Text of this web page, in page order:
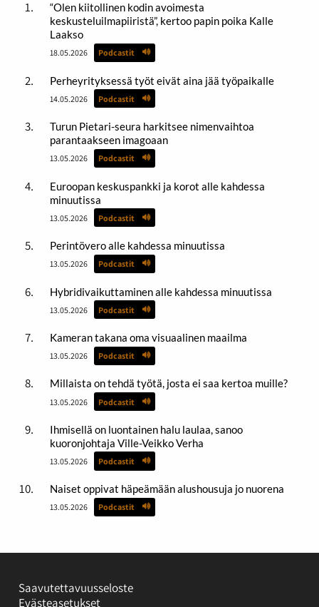
“Olen kiitollinen kodin avoimesta
keskusteluilmapiiristä”, kertoo papin poika Kalle
Laakso
18.05.2026 Podcastit
Perheyrityksessä työt eivät aina jää työpaikalle
14.05.2026 Podcastit
Turun Pietari-seura harkitsee nimenvaihtoa
parantaakseen imagoaan
13.05.2026 Podcastit
Euroopan keskuspankki ja korot alle kahdessa
minuutissa
13.05.2026 Podcastit
Perintövero alle kahdessa minuutissa
13.05.2026 Podcastit
Hybridivaikuttaminen alle kahdessa minuutissa
13.05.2026 Podcastit
Kameran takana oma visuaalinen maailma
13.05.2026 Podcastit
Millaista on tehdä työtä, josta ei saa kertoa muille?
13.05.2026 Podcastit
Ihmisellä on luontainen halu laulaa, sanoo
kuoronjohtaja Ville-Veikko Verha
13.05.2026 Podcastit
Naiset oppivat häpeämään alushousuja jo nuorena
13.05.2026 Podcastit
Saavutettavuusseloste
Evästeasetukset